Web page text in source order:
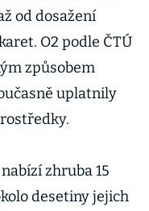
od dosažení
O2 podle ČTÚ
způsobem
uplatnily
zhruba 15
desetiny jejich